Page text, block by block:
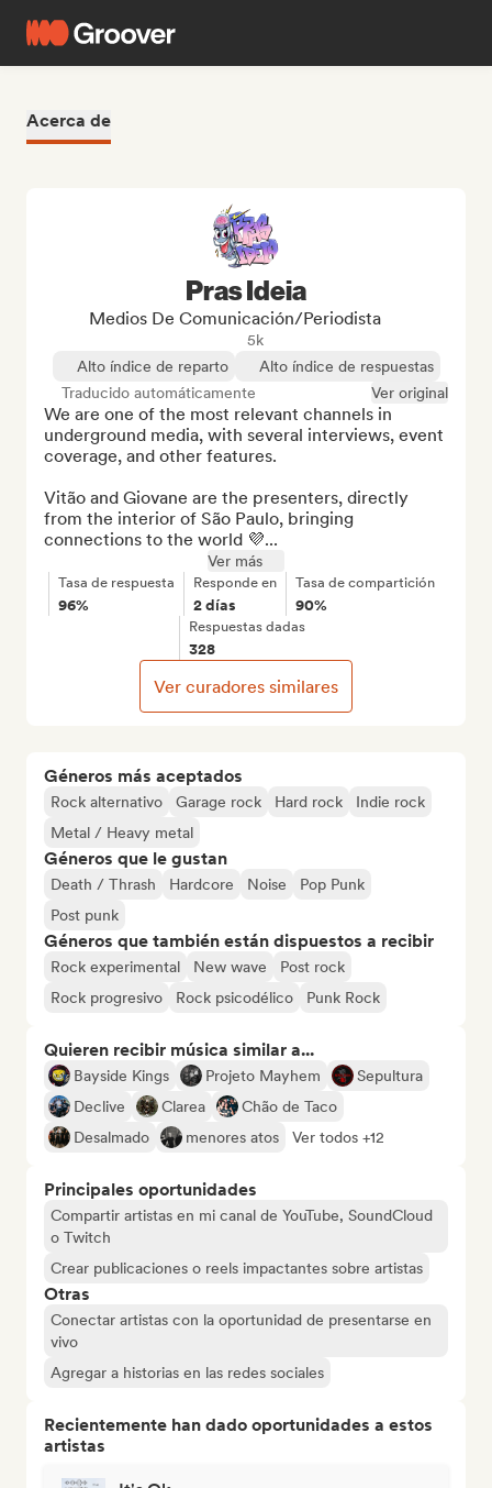
Acerca de
Géneros más aceptados
Rock alternativo Garage rock Hard rock
Indie rock
Metal / Heavy metal
Géneros que le gustan
Death / Thrash Hardcore Noise
Pop Punk
Post punk
Géneros que también están dispuestos a recibir
Rock experimental New wave
Post rock
Rock progresivo
Rock psicodélico Punk Rock
Quieren recibir música similar a...
Bayside Kings Projeto Mayhem
Sepultura
Declive
Clarea
Chão de Taco
Desalmado
menores atos Ver todos +12
Principales oportunidades
Compartir artistas en mi canal de YouTube, SoundCloud
o Twitch
Crear publicaciones o reels impactantes sobre artistas
Otras
Conectar artistas con la oportunidad de presentarse en
vivo
Agregar a historias en las redes sociales
Recientemente han dado oportunidades a estos
artistas
Pras Ideia
Medios De Comunicación/Periodista
5k
Alto índice de reparto
Alto índice de respuestas
Traducido automáticamente
Ver original
We are one of the most relevant channels in
underground media, with several interviews, event
coverage, and other features.
Vitão and Giovane are the presenters, directly
from the interior of São Paulo, bringing
connections to the world 💜...
Ver más
Tasa de respuesta
96%
Responde en
2 días
Tasa de compartición
90%
Respuestas dadas
328
Ver curadores similares